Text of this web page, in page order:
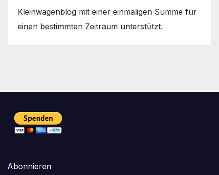
Kleinwagenblog mit einer einmaligen Summe für
einen bestimmten Zeitraum unterstützt.
Abonnieren